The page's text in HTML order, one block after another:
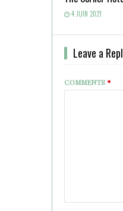
4 JUIN 2021
Leave a
COMMENTS*